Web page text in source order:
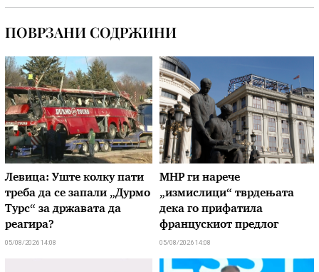
ПОВРЗАНИ СОДРЖИНИ
Левица: Уште колку пати
треба да се запали „Дурмо
Турс“ за државата да
реагира?
05/08/2026 14:08
МНР ги нарече
„измислици“ тврдењата
дека го прифатила
францускиот предлог
05/08/2026 14:08